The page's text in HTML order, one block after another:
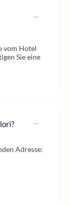
vom Hotel
Sie eine
Adresse: